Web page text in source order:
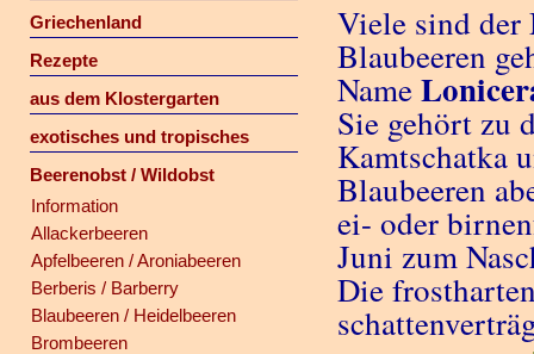
Griechenland
Rezepte
aus dem Klostergarten
exotisches und tropisches
Beerenobst / Wildobst
Information
Allackerbeeren
Apfelbeeren / Aroniabeeren
Berberis / Barberry
Blaubeeren / Heidelbeeren
Brombeeren
Viele sind der
Blaubeeren
Name
Sie gehört zu
Kamtschatka
Blaubeeren
ei- oder
Juni zum
Die